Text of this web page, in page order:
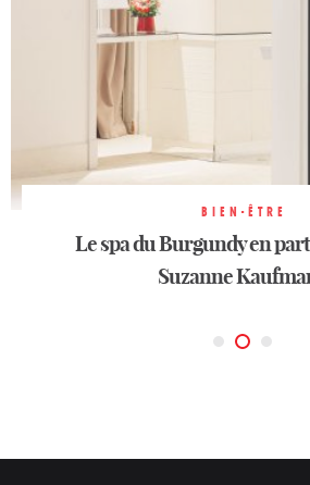
BIEN-ÊTRE
Le spa du Burgundy en
Suzanne
BIEN-ÊTRE
Le spa du Burgundy en
Suzanne
BIEN-ÊTRE
Le spa du Burgundy en
Suzanne